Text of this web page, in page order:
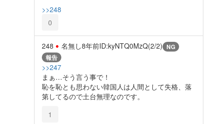
>>248
0
248 名無し8年前ID:kyNTQ0MzQ(2/2) NG
報告
>>247
まぁ…そう言う事で！
恥を恥とも思わない韓国人は人間として失格、落
第してるので土台無理なのです。
1